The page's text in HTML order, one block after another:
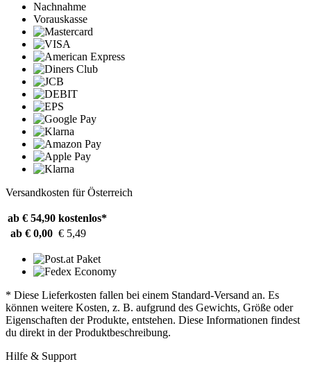
Nachnahme
Vorauskasse
Versandkosten für Österreich
ab € 54,90 kostenlos*
ab € 0,00 € 5,49
* Diese Lieferkosten fallen bei einem Standard-Versand an. Es
können weitere Kosten, z. B. aufgrund des Gewichts, Größe oder
Eigenschaften der Produkte, entstehen. Diese Informationen findest
du direkt in der Produktbeschreibung.
Hilfe & Support